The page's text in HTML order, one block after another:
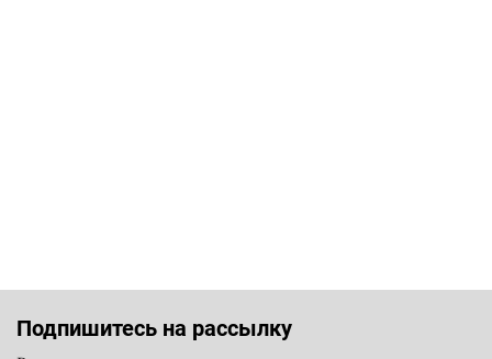
Подпишитесь на рассылку